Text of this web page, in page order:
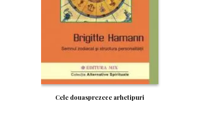
Cele douasprezece arhetipuri